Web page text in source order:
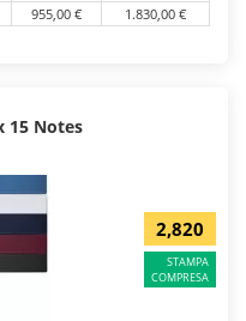
955,00 € 1.830,00 €
15 Notes
2,820
STAMPA
COMPRESA